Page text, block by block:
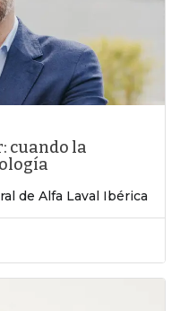
cuando la
de Alfa Laval Ibérica